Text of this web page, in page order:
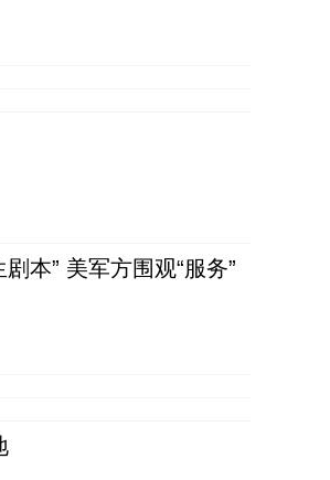
本” 美军方围观“服务”